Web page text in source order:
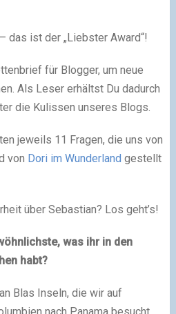
das ist der „Liebster Award“!
für Blogger, um neue
Als Leser erhältst Du dadurch
die Kulissen unseres Blogs.
jeweils 11 Fragen, die uns von
von Dori im Wunderland gestellt
über Sebastian? Los geht’s!
was ihr in den
habt?
Blas Inseln, die wir auf